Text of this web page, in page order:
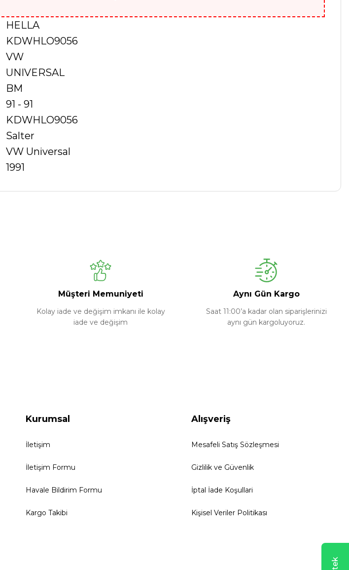
HELLA
KDWHLO9056
VW
UNIVERSAL
BM
91 - 91
KDWHLO9056
Salter
VW Universal
1991
Müşteri Memuniyeti
Kolay iade ve değişim imkanı ile kolay
iade ve değişim
Aynı Gün Kargo
Saat 11:00’a kadar olan siparişlerinizi
aynı gün kargoluyoruz.
Kurumsal
İletişim
İletişim Formu
Havale Bildirim Formu
Kargo Takibi
Alışveriş
Mesafeli Satış Sözleşmesi
Gizlilik ve Güvenlik
İptal İade Koşullari
Kişisel Veriler Politikası